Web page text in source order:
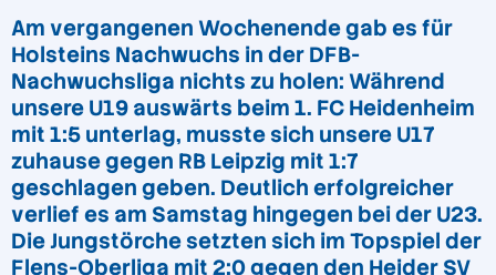
Am vergangenen Wochenende gab es für
Holsteins Nachwuchs in der DFB-
Nachwuchsliga nichts zu holen: Während
unsere U19 auswärts beim 1. FC Heidenheim
mit 1:5 unterlag, musste sich unsere U17
zuhause gegen RB Leipzig mit 1:7
geschlagen geben. Deutlich erfolgreicher
verlief es am Samstag hingegen bei der U23.
Die Jungstörche setzten sich im Topspiel der
Flens-Oberliga mit 2:0 gegen den Heider SV